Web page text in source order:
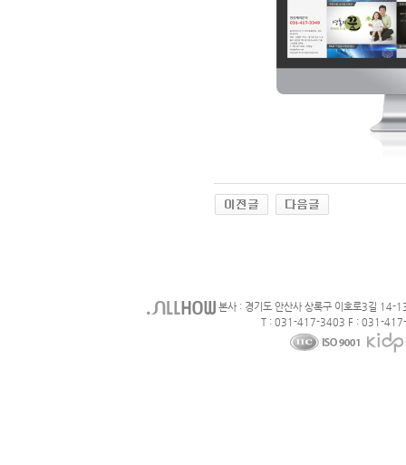
본사 : 경기도 안산사 상록구 이호로3길 14-
T : 031-417-3403 F : 031-